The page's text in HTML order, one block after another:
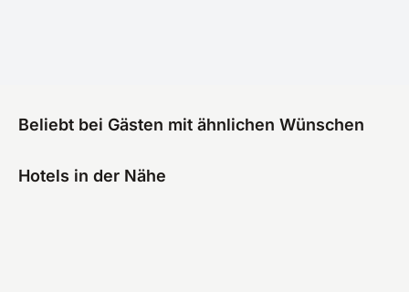
Beliebt bei Gästen mit ähnlichen Wünschen
Hotels in der Nähe